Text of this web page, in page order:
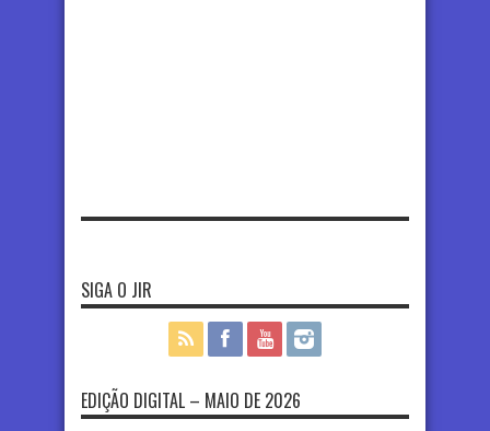
SIGA O JIR
EDIÇÃO DIGITAL – MAIO DE 2026